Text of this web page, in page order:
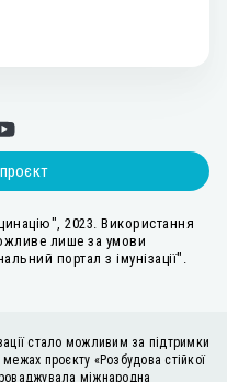
2023. Використання
лише за умови
портал з імунізації".
стало можливим за підтримки
проєкту «Розбудова стійкої
міжнародна